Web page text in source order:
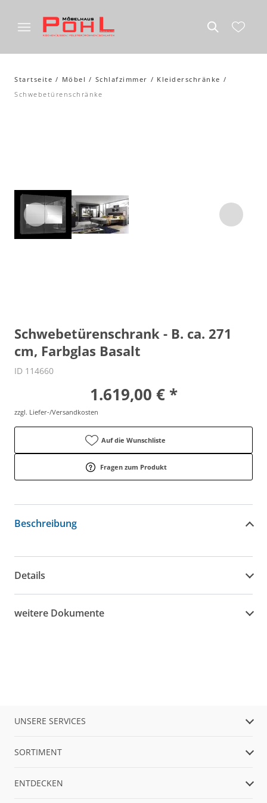
Startseite Möbel Schlafzimmer
Kleiderschränke
Schwebetürenschränke
Schwebetürenschrank - B. ca. 271
cm, Farbglas Basalt
ID 114660
1.619,00 € *
zzgl. Liefer-/Versandkosten
Auf die Wunschliste
Fragen zum Produkt
Beschreibung
Details
weitere Dokumente
UNSERE SERVICES
SORTIMENT
ENTDECKEN